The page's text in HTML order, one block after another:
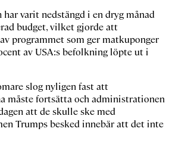
har varit nedstängd i en dryg månad
budget, vilket gjorde att
programmet som ger matkuponger
av USA:s befolkning löpte ut i
slog nyligen fast att
måste fortsätta och administrationen
att de skulle ske med
Trumps besked innebär att det inte